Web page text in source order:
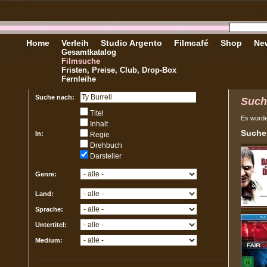
Home Verleih
Gesamtkatalog
Filmsuche
Fristen, Preise, Club, Drop-Box
Fernleihe
Studio Argento Filmcafé Shop
Suche nach:
In:
Titel
Inhalt
Regie
Drehbuch
Darsteller
Genre:
Land:
Sprache:
Untertitel:
Medium:
Es